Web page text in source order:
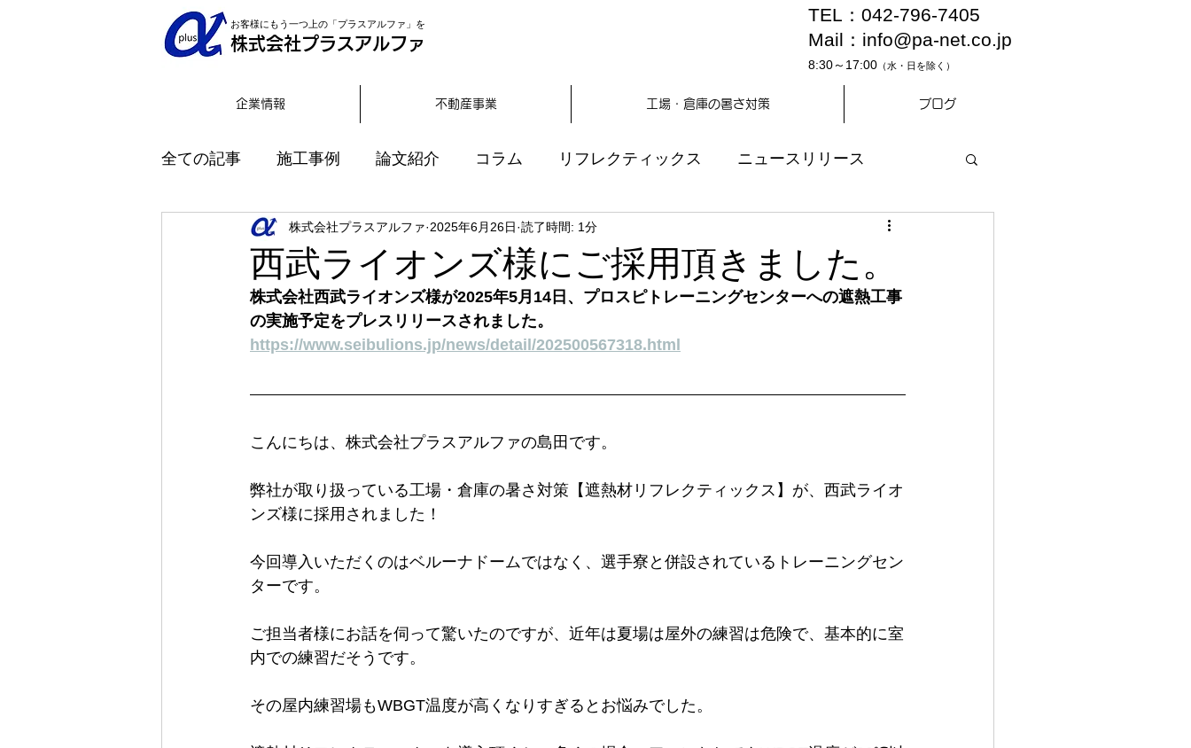
お客様にもう一つ上の「プラスアルファ」を
株式会社プラスアルファ
TEL：042-796-7405
Mail： info@pa-net.co.jp
8:30～17:00 （水・日を除く）
企業情報 不動産事業 工場・倉庫の暑さ対策 ブログ
全ての記事 施工事例 論文紹介 コラム リフレクティックス ニュースリリース
インタビュー
西武ライオンズ様にご採用頂きました。
株式会社プラスアルファ 2025年6月26日 読了時間: 1分
株式会社西武ライオンズ様が2025年5月14日、プロスピトレーニングセンターへの遮熱工事
の実施予定をプレスリリースされました。
https://www.seibulions.jp/news/detail/202500567318.html
こんにちは、株式会社プラスアルファの島田です。
弊社が取り扱っている工場・倉庫の暑さ対策【遮熱材リフレクティックス】が、西武ライオ
ンズ様に採用されました！
今回導入いただくのはベルーナドームではなく、選手寮と併設されているトレーニングセン
ターです。
ご担当者様にお話を伺って驚いたのですが、近年は夏場は屋外の練習は危険で、基本的に室
内での練習だそうです。
その屋内練習場もWBGT温度が高くなりすぎるとお悩みでした。